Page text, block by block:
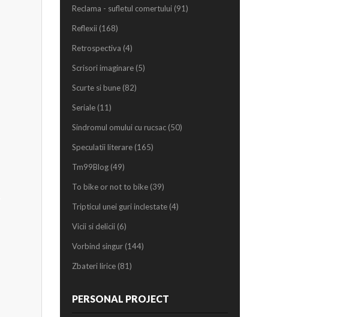
Reclama - sufletul comertului (91)
Reflexii (168)
Retrospectiva (4)
Scrisori imaginare (5)
Scurte si bune (82)
Seriale (11)
Sindromul omului cu rucsac (50)
Speculatii literare (165)
Tm99Blog (49)
To bike or not to bike (39)
Tripticul unei guri inclestate (4)
Vicii si delicii (6)
Vorbind singur (144)
Zbateri lirice (81)
PERSONAL PROJECT